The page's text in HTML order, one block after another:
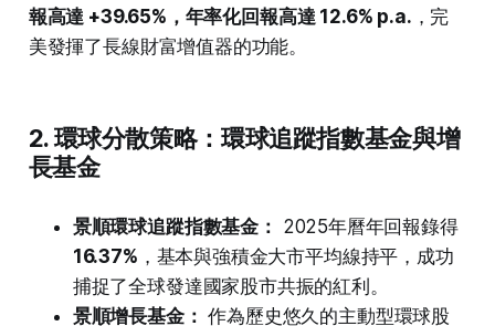
報高達 +39.65%，年率化回報高達 12.6% p.a. ，完
美發揮了長線財富增值器的功能。
2. 環球分散策略：環球追蹤指數基金與增
長基金
景順環球追蹤指數基金： 2025年曆年回報錄得
16.37% ，基本與強積金大市平均線持平，成功
捕捉了全球發達國家股市共振的紅利。
景順增長基金： 作為歷史悠久的主動型環球股